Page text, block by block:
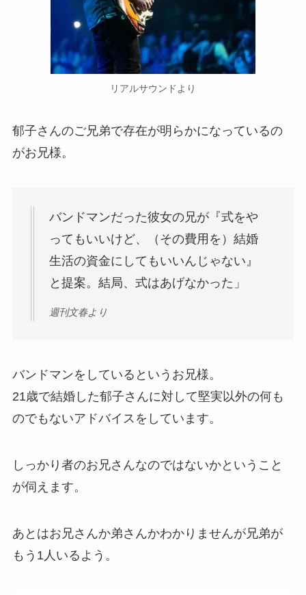
リアルサウンドより
郁子さんのご兄弟で存在が明らかになっているの
がお兄様。
バンドマンだった彼女の兄が『式をや
ってもいいけど、（その費用を）結婚
生活の資金にしてもいいんじゃない』
と提案。結局、式はあげなかった」
週刊文春より
バンドマンをしているというお兄様。
21歳で結婚した郁子さんに対して堅実以外の何も
のでもないアドバイスをしています。
しっかり者のお兄さんなのではないかということ
が伺えます。
あとはお兄さんか弟さんかわかりませんが兄弟が
もう1人いるよう。